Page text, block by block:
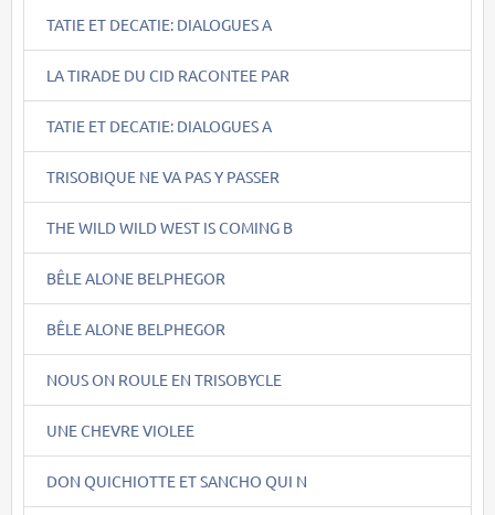
TATIE ET DECATIE: DIALOGUES A
LA TIRADE DU CID RACONTEE PAR
TATIE ET DECATIE: DIALOGUES A
TRISOBIQUE NE VA PAS Y PASSER
THE WILD WILD WEST IS COMING B
BÊLE ALONE BELPHEGOR
BÊLE ALONE BELPHEGOR
NOUS ON ROULE EN TRISOBYCLE
UNE CHEVRE VIOLEE
DON QUICHIOTTE ET SANCHO QUI N